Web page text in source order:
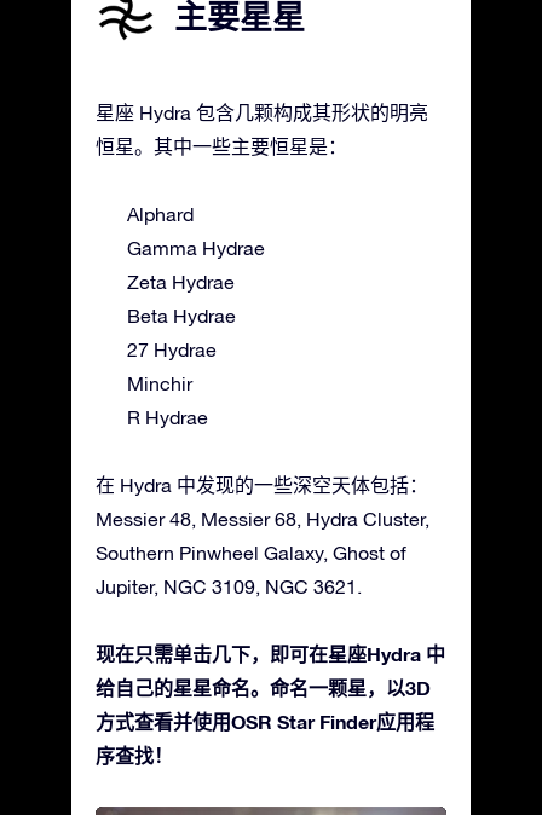
主要星星
星座 Hydra 包含几颗构成其形状的明亮
恒星。其中一些主要恒星是：
Alphard
Gamma Hydrae
Zeta Hydrae
Beta Hydrae
27 Hydrae
Minchir
R Hydrae
在 Hydra 中发现的一些深空天体包括：
Messier 48, Messier 68, Hydra Cluster,
Southern Pinwheel Galaxy, Ghost of
Jupiter, NGC 3109, NGC 3621.
现在只需单击几下，即可在星座Hydra 中
给自己的星星命名。命名一颗星，以3D
方式查看并使用OSR Star Finder应用程
序查找！